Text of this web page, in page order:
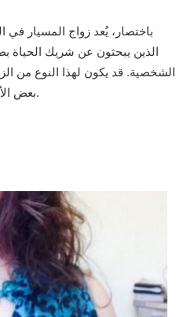
باختصار، يُعد زواج المسيار في
الذين يبحثون عن شريك الحياة
الشخصية. قد يكون لهذا النوع من
بعض الأشخاص أكثر من الزواج التقليدي.